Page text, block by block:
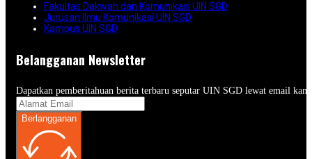
Fakultas Dakwah dan Komunikasi UIN SGD
Jurusan Ilmu Komunikasi UIN SGD
Kampus UIN SGD
Belangganan Newsletter
Dapatkan pemberitahuan berita terbaru seputar UIN SGD lewat email
Berlangganan